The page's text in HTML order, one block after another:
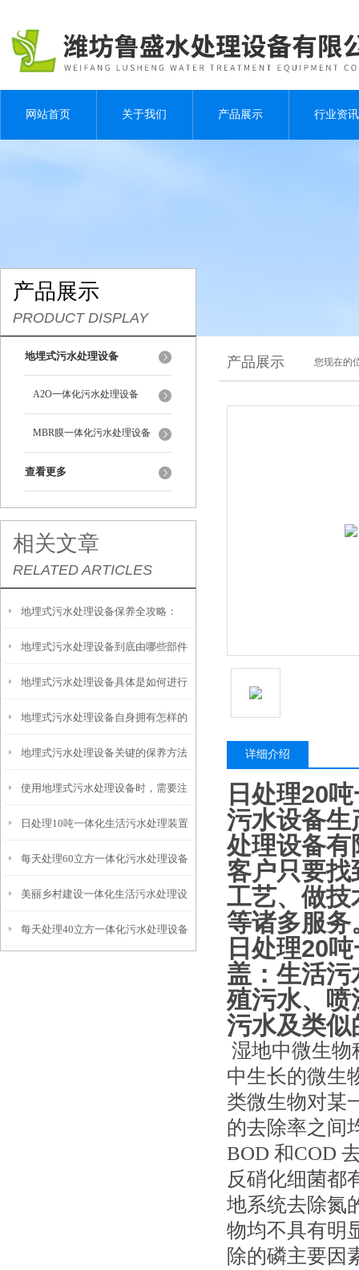
网站首页 关于我们 产品展示 行业资讯
产品展示
PRODUCT DISPLAY
地埋式污水处理设备
A2O一体化污水处理设备
MBR膜一体化污水处理设备
查看更多
相关文章
RELATED ARTICLES
地埋式污水处理设备保养全攻略：
让“地下卫士”持续高效运转
地埋式污水处理设备到底由哪些部件
撑起？核心结构一文拆解
地埋式污水处理设备具体是如何进行
安装的呢？
地埋式污水处理设备自身拥有怎样的
特点呢？
地埋式污水处理设备关键的保养方法
使用地埋式污水处理设备时，需要注
意以下事项
日处理10吨一体化生活污水处理装置
每天处理60立方一体化污水处理设备
美丽乡村建设一体化生活污水处理设
备
每天处理40立方一体化污水处理设备
产品展示 您现在的
详细介绍
日处理20
污水设备生
处理设备有
客户只要找
工艺、做技
等诸多服务
日处理20
盖：生活
殖污水、喷
污水及类似
湿地中微生物
中生长的微生
类微生物对某
的去除率之间
BOD 和COD
反硝化细菌都
地系统去除氮
物均不具有明
除的磷主要因